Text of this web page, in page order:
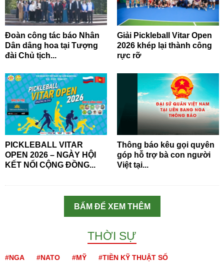
Đoàn công tác báo Nhân
Dân dâng hoa tại Tượng
đài Chủ tịch...
Giải Pickleball Vitar Open
2026 khép lại thành công
rực rỡ
PICKLEBALL VITAR
OPEN 2026 – NGÀY HỘI
KẾT NỐI CỘNG ĐỒNG...
Thông báo kêu gọi quyên
góp hỗ trợ bà con người
Việt tại...
BẤM ĐỂ XEM THÊM
THỜI SỰ
#NGA #NATO #MỸ #TIỀN KỸ THUẬT SỐ